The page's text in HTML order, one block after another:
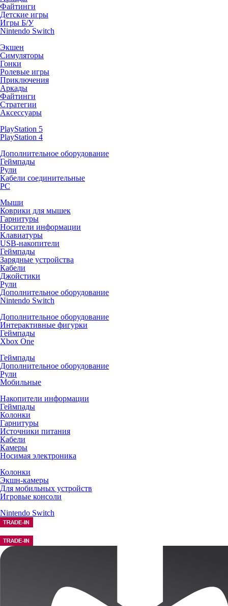
Файтинги
Детские игры
Игры Б/У
Nintendo Switch
Экшен
Симуляторы
Гонки
Ролевые игры
Приключения
Аркады
Файтинги
Стратегии
Аксессуары
PlayStation 5
PlayStation 4
Дополнительное оборудование
Геймпады
Рули
Кабели соединительные
PC
Мыши
Коврики для мышек
Гарнитуры
Носители информации
Клавиатуры
USB-накопители
Геймпады
Зарядные устройства
Кабели
Джойстики
Рули
Дополнительное оборудование
Nintendo Switch
Дополнительное оборудование
Интерактивные фигурки
Геймпады
Xbox One
Геймпады
Дополнительное оборудование
Рули
Мобильные
Накопители информации
Геймпады
Колонки
Гарнитуры
Источники питания
Кабели
Камеры
Носимая электроника
Колонки
Экшн-камеры
Для мобильных устройств
Игровые консоли
Nintendo Switch